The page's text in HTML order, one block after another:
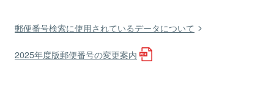
郵便番号検索に使用されているデータについて
2025年度版郵便番号の変更案内